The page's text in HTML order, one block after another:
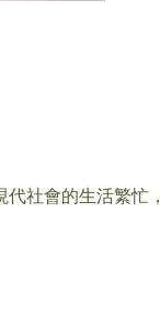
社會的生活繁忙，